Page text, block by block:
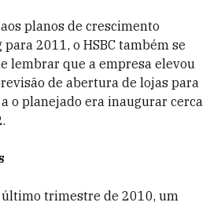
planos de crescimento
2011, o HSBC também se
lembrar que a empresa elevou
de abertura de lojas para
o planejado era inaugurar cerca
último trimestre de 2010, um